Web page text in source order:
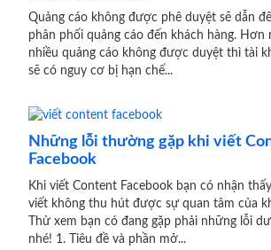
Quảng cáo không được phê duyệt sẽ dẫn
phân phối quảng cáo đến khách hàng. Hơn
nhiều quảng cáo không được duyệt thì tài
sẽ có nguy cơ bị hạn chế...
Những lỗi thường gặp khi viết
Facebook
Khi viết Content Facebook bạn có nhận
viết không thu hút được sự quan tâm của
Thử xem bạn có đang gặp phải những lỗi
nhé! 1. Tiêu đề và phần mở...